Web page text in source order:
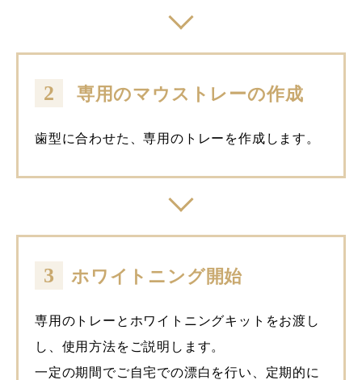
2 専用のマウストレーの作成
歯型に合わせた、専用のトレーを作成します。
3 ホワイトニング開始
専用のトレーとホワイトニングキットをお渡し
し、使用方法をご説明します。
一定の期間でご自宅での漂白を行い、定期的に